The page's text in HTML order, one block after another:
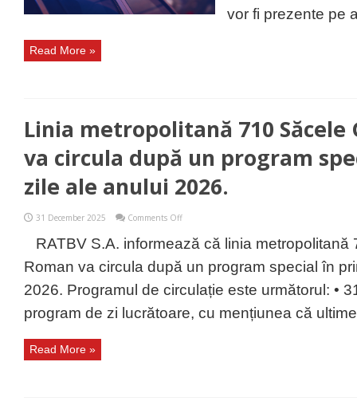
vor fi prezente pe
Read More »
Linia metropolitană 710 Săcele
va circula după un program
zile ale anului 2026.
31 December 2025 Comments Offon
metropolitană
710
Săcele
Garaj
Roman
circula
RATBV S.A. informează că linia metropolitană
Roman va circula după un program special în
2026. Programul de circulație este următorul: •
program de zi lucrătoare, cu mențiunea că
Read More »